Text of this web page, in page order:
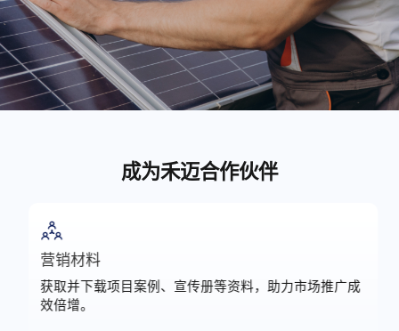
成为禾迈合作伙伴
营销材料
获取并下载项目案例、宣传册等资料，助力市场推广成
效倍增。